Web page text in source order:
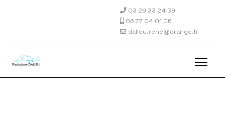
03 29 33 24 39
06 77 04 01 06
dalleu.rene@orange.fr